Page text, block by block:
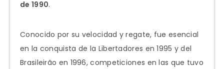
de 1990.
Conocido por su velocidad y regate, fue esencial
en la conquista de la Libertadores en 1995 y del
Brasileirão en 1996, competiciones en las que tuvo